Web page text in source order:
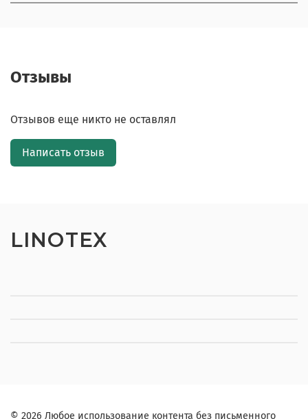
Отзывы
Отзывов еще никто не оставлял
Написать отзыв
LINOTEX
© 2026 Любое использование контента без письменного